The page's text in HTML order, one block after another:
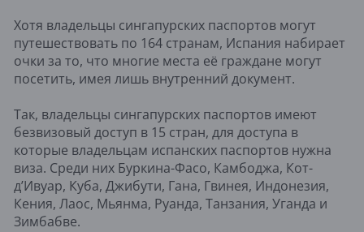
Хотя владельцы сингапурских паспортов могут
путешествовать по 164 странам, Испания набирает
очки за то, что многие места её граждане могут
посетить, имея лишь внутренний документ.
Так, владельцы сингапурских паспортов имеют
безвизовый доступ в 15 стран, для доступа в
которые владельцам испанских паспортов нужна
виза. Среди них Буркина-Фасо, Камбоджа, Кот-
д’Ивуар, Куба, Джибути, Гана, Гвинея, Индонезия,
Кения, Лаос, Мьянма, Руанда, Танзания, Уганда и
Зимбабве.